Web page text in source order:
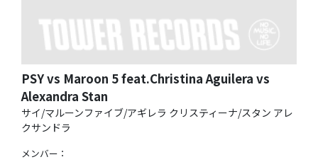
PSY vs Maroon 5 feat.Christina Aguilera vs
Alexandra Stan
サイ/マルーンファイブ/アギレラ クリスティーナ/スタン アレ
クサンドラ
メンバー ：